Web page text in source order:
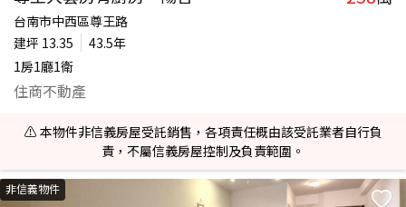
台南市中西區尊王路
建坪 13.35
43.5年
1房1廳1衛
住商不動產
⚠️ 本物件非信義房屋受託銷售，各項責任概由該受託業者自行負
責，不屬信義房屋控制及負責範圍。
非信義物件